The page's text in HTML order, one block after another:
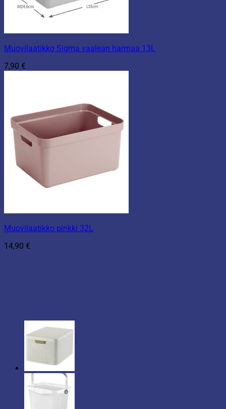
Muovilaatikko Sigma vaalean harmaa 13L
7,90 €
Muovilaatikko pinkki 32L
14,90 €